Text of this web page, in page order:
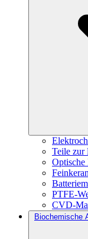
Teile zur
Optische
PTFE-
CVD-
Biochemische